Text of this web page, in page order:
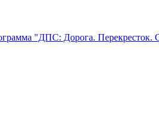
"ДПС: Дорога. Перекресток.